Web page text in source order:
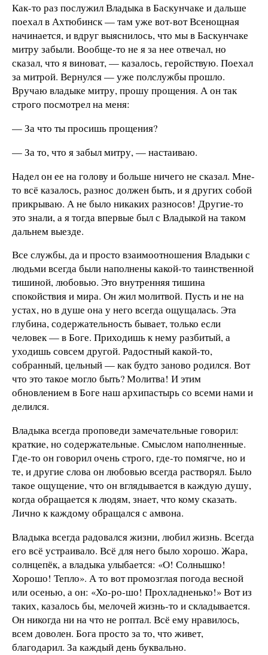
Как-то раз послужил Владыка в Баскунчаке и дальше
поехал в Ахтюбинск — там уже вот-вот Всенощная
начинается, и вдруг выяснилось, что мы в Баскунчаке
митру забыли. Вообще-то не я за нее отвечал, но
сказал, что я виноват, — казалось, геройствую. Поехал
за митрой. Вернулся — уже полслужбы прошло.
Вручаю владыке митру, прошу прощения. А он так
строго посмотрел на меня:
— За что ты просишь прощения?
— За то, что я забыл митру, — настаиваю.
Надел он ее на голову и больше ничего не сказал. Мне-
то всё казалось, разнос должен быть, и я других собой
прикрываю. А не было никаких разносов! Другие-то
это знали, а я тогда впервые был с Владыкой на таком
дальнем выезде.
Все службы, да и просто взаимоотношения Владыки с
людьми всегда были наполнены какой-то таинственной
тишиной, любовью. Это внутренняя тишина
спокойствия и мира. Он жил молитвой. Пусть и не на
устах, но в душе она у него всегда ощущалась. Эта
глубина, содержательность бывает, только если
человек — в Боге. Приходишь к нему разбитый, а
уходишь совсем другой. Радостный какой-то,
собранный, цельный — как будто заново родился. Вот
что это такое могло быть? Молитва! И этим
обновлением в Боге наш архипастырь со всеми нами и
делился.
Владыка всегда проповеди замечательные говорил:
краткие, но содержательные. Смыслом наполненные.
Где-то он говорил очень строго, где-то помягче, но и
те, и другие слова он любовью всегда растворял. Было
такое ощущение, что он вглядывается в каждую душу,
когда обращается к людям, знает, что кому сказать.
Лично к каждому обращался с амвона.
Владыка всегда радовался жизни, любил жизнь. Всегда
его всё устраивало. Всё для него было хорошо. Жара,
солнцепёк, а владыка улыбается: «О! Солнышко!
Хорошо! Тепло». А то вот промозглая погода весной
или осенью, а он: «Хо-ро-шо! Прохладненько!» Вот из
таких, казалось бы, мелочей жизнь-то и складывается.
Он никогда ни на что не роптал. Всё ему нравилось,
всем доволен. Бога просто за то, что живет,
благодарил. За каждый день буквально.